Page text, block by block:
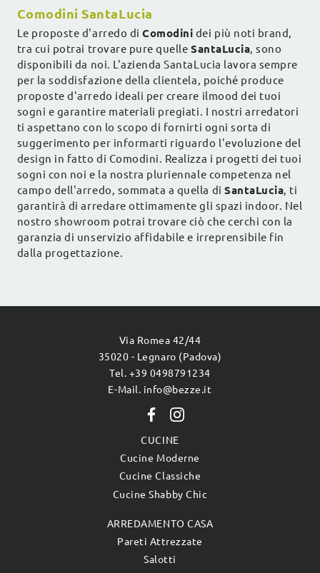
Comodini SantaLucia
Le proposte d'arredo diComodini dei più noti brand,
tra cui potrai trovare pure quelle SantaLucia, sono
disponibili da noi. L'azienda SantaLucia lavora sempre
per la soddisfazione della clientela, poiché produce
proposte d'arredo ideali per creare ilmood dei tuoi
sogni e garantire materiali pregiati. I nostri arredatori
ti aspettano con lo scopo di fornirti ogni sorta di
suggerimento per informarti riguardo l'evoluzione del
design in fatto di Comodini. Realizza i progetti dei tuoi
sogni con noi e la nostra pluriennale competenza nel
campo dell'arredo, sommata a quella diSantaLucia, ti
garantirà di arredare ottimamente gli spazi indoor. Nel
nostro showroom potrai trovare ciò che cerchi con la
garanzia di unservizio affidabile e irreprensibile fin
dalla progettazione.
Via Romea 42/44
35020 - Legnaro (Padova)
Tel. +39 0498791234
E-Mail. info@bezze.it
CUCINE
Cucine Moderne
Cucine Classiche
Cucine Shabby Chic
ARREDAMENTO CASA
Pareti Attrezzate
Salotti